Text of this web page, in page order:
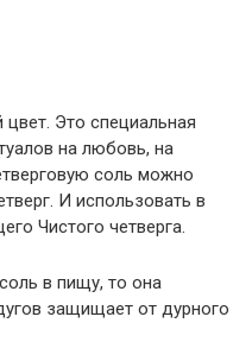
Это специальная
на любовь, на
соль можно
И использовать в
Чистого четверга.
в пищу, то она
защищает от дурного